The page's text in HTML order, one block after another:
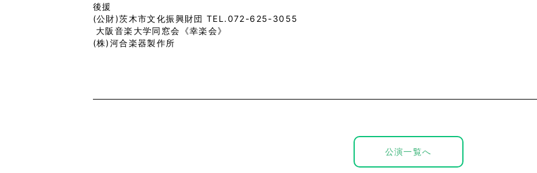
後援
(公財)茨木市文化振興財団 TEL.072-625-3055
大阪音楽大学同窓会《幸楽会》
(株)河合楽器製作所
公演一覧へ